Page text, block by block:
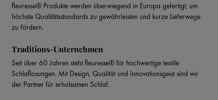
fleuresse® Produkte werden überwiegend in Europa gefertigt, um
höchste Qualitätsstandards zu gewährleisten und kurze Lieferwege
zu fördern.
Traditions-Unternehmen
Seit über 60 Jahren steht fleuresse® für hochwertige textile
Schlaflosungen. Mit Design, Qualität und Innovationsgeist sind wir
der Partner für erholsamen Schlaf.